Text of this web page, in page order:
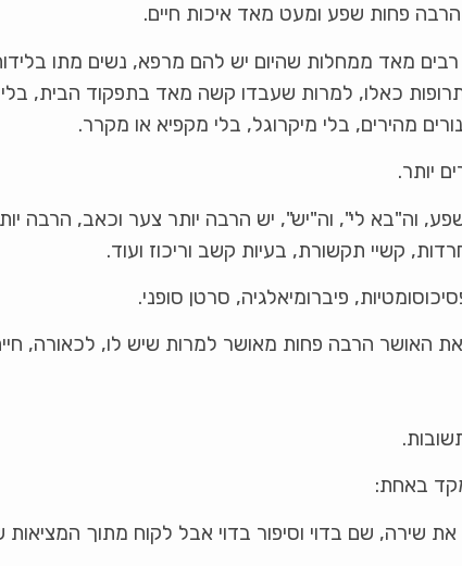
פחות שפע ומעט מאד איכות חיים.
מאד ממחלות שהיום יש להם מרפא, נשים מתו בלידות,
תרופות כאלו, למרות שעבדו קשה מאד בתפקוד הבית,
מהירים, בלי מיקרוגל, בלי מקפיא או מקרר.
יותר.
וה"בא לי", וה"יש", יש הרבה יותר צער וכאב, הרבה
קשיי תקשורת, בעיות קשב וריכוז ועוד.
פיברומיאלגיה, סרטן סופני.
האושר הרבה פחות מאושר למרות שיש לו, לכאורה, חיים
באחת:
שירה, שם בדוי וסיפור בדוי אבל לקוח מתוך המציאות